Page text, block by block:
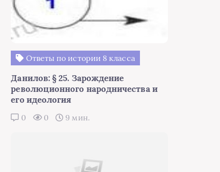
Ответы по истории 8 класса
Данилов: § 25. Зарождение
революционного народничества и
его идеология
0 0 9 мин.